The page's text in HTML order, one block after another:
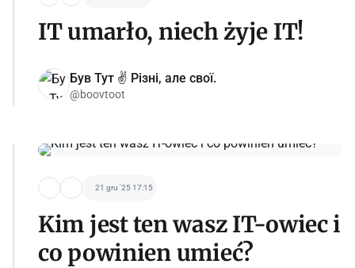
IT umarło, niech żyje IT!
Був Тут ✌️ Різні, але свої.
@boovtoot
21 gru '25 17:15
Kim jest ten wasz IT-owiec i
co powinien umieć?